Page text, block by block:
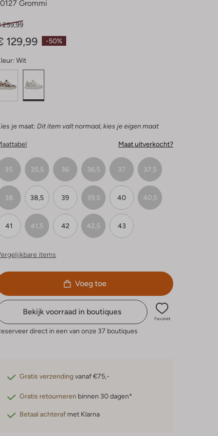
Grommi
-50%
259,99
129,99
Wit
je maat: Dit item valt normaal, kies je eigen maat
Maat uitverkocht?
35 35,5 36 36,5 37 37,5
38 38,5 39 39,5 40 40,5
41 41,5 42 42,5 43
items
Voeg toe
Bekijk voorraad in boutiques
Favoriet
direct in een van onze 37 boutiques
Gratis verzendingvanaf €75,-
Gratis retourneren binnen 30 dagen*
Betaal achteraf met Klarna